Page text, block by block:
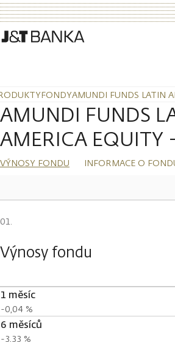
FONDYAMUNDI FUNDS LATIN
AMUNDI FUNDS
AMERICA EQUITY
VÝNOSY FONDU INFORMACE O
Výnosy fondu
1 měsíc
-0,04 %
6 měsíců
-3,33 %